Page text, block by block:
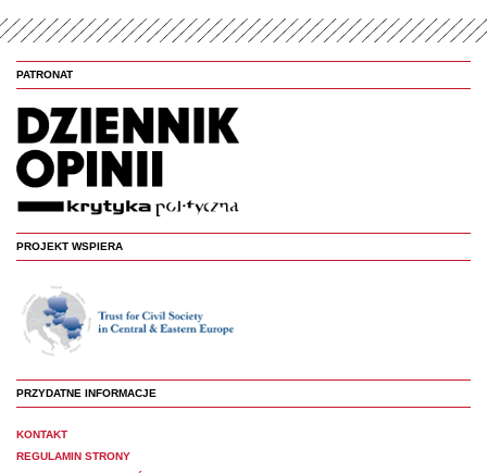
PATRONAT
PROJEKT WSPIERA
PRZYDATNE INFORMACJE
KONTAKT
REGULAMIN STRONY